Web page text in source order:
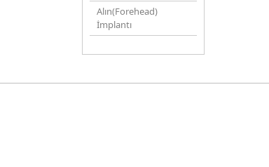
Alın(Forehead)
İmplantı